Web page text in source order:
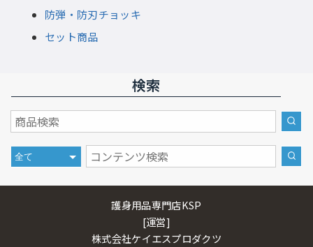
防弾・防刃チョッキ
セット商品
検索
護身用品専門店KSP
[運営]
株式会社ケイエスプロダクツ